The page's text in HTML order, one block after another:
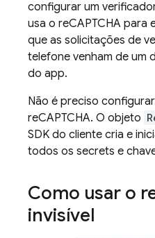
configurar um
usa o reCAPTCHA para
que as solicitações de
telefone venham de um
do app.
Não é preciso
reCAPTCHA. O objeto
SDK do cliente cria e
todos os secrets e
Como usar o
invisível